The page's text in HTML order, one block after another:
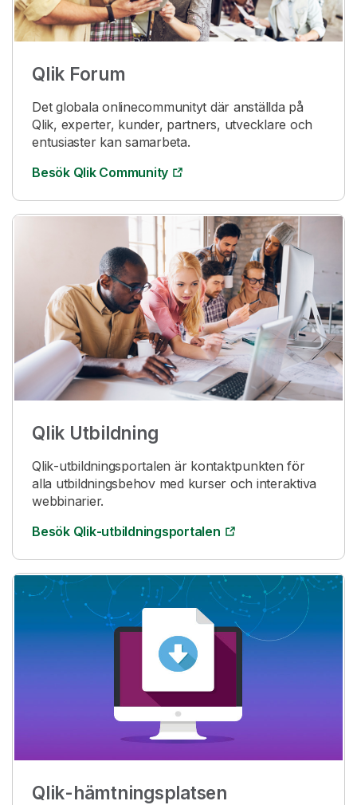
Qlik Forum
Det globala onlinecommunityt där anställda på
Qlik, experter, kunder, partners, utvecklare och
entusiaster kan samarbeta.
Besök QlikCommunity
Qlik Utbildning
Qlik-utbildningsportalen är kontaktpunkten för
alla utbildningsbehov med kurser och interaktiva
webbinarier.
Besök Qlik-utbildningsportalen
Qlik-hämtningsplatsen